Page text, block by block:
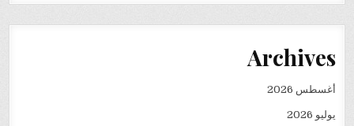
Archives
أغسطس 2026
يوليو 2026